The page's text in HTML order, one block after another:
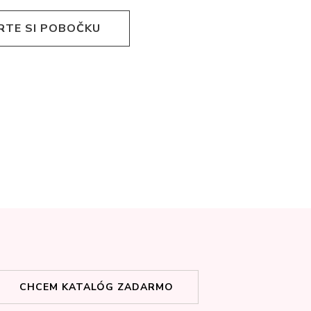
SI POBOČKU
CHCEM KATALÓG ZADARMO